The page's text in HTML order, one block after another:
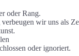
oder Rang.
wir uns als
oder ignoriert.